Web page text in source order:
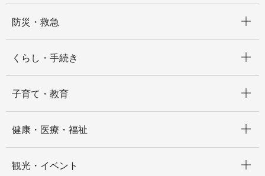
防災・救急
くらし・手続き
子育て・教育
健康・医療・福祉
観光・イベント